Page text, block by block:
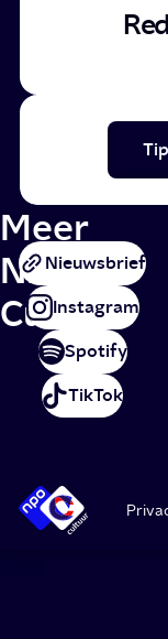
Meer
NPO
Cultuur
Nieuwsbrief
Instagram
Spotify
TikTok